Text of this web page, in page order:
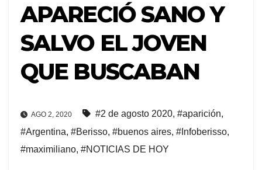
APARECIÓ SANO Y
SALVO EL JOVEN
QUE BUSCABAN
AGO 2, 2020 #2 de agosto 2020, #aparición,
#Argentina, #Berisso, #buenos aires, #Infoberisso,
#maximiliano, #NOTICIAS DE HOY